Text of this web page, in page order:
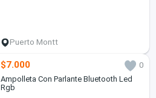
Puerto Montt
$7.000
0
Ampolleta Con Parlante Bluetooth Led
Rgb